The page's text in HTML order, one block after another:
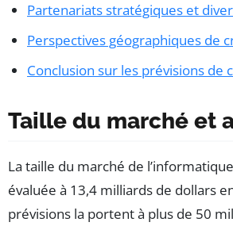
Partenariats stratégiques et
Perspectives géographiques de
Conclusion sur les prévisions de
Taille du marché et
La taille du marché de
évaluée à 13,4 milliards de dollars
prévisions la portent à plus de 50